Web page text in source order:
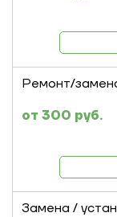
Ремонт/
300 руб.
Замена /